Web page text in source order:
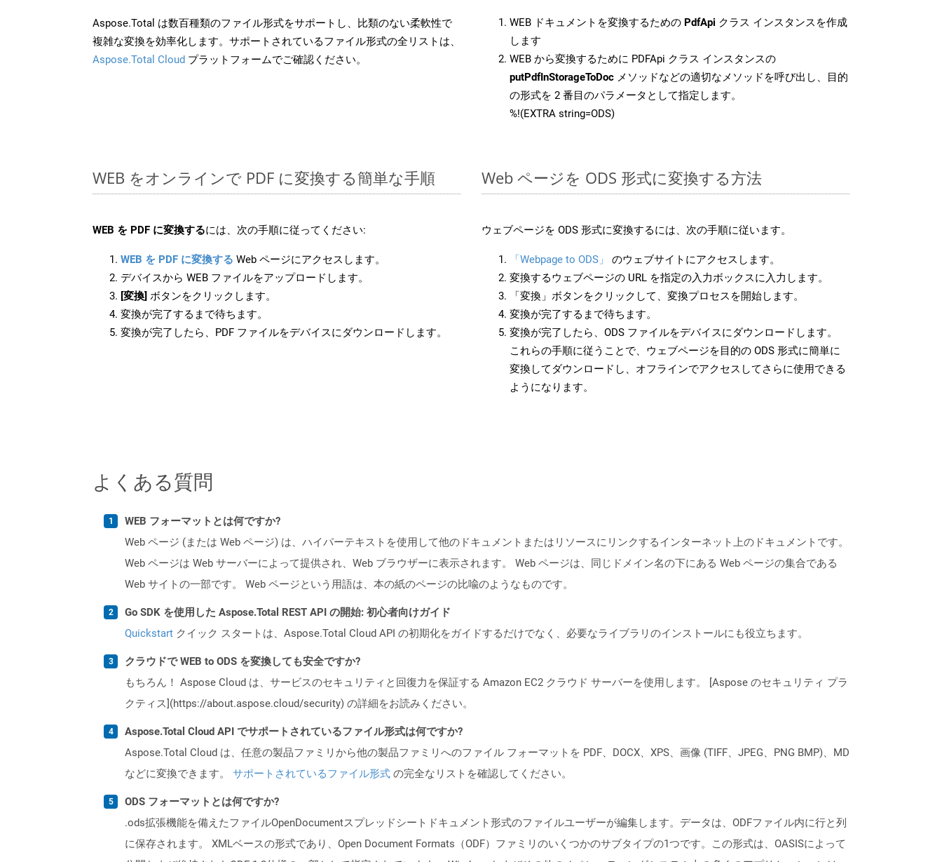
Aspose.Total は数百種類のファイル形式をサポートし、比類のない柔軟性で
複雑な変換を効率化します。サポートされているファイル形式の全リストは、
Aspose.Total Cloud プラットフォームでご確認ください。
WEB ドキュメントを変換するための PdfApi クラス インスタンスを作成
します
WEB から変換するために PDFApi クラス インスタンスの
putPdfInStorageToDoc メソッドなどの適切なメソッドを呼び出し、目的
の形式を 2 番目のパラメータとして指定します。
%!(EXTRA string=ODS)
WEB をオンラインで PDF に変換する簡単な手順
WEB を PDF に変換するには、次の手順に従ってください:
WEB を PDF に変換する Web ページにアクセスします。
デバイスから WEB ファイルをアップロードします。
[変換] ボタンをクリックします。
変換が完了するまで待ちます。
変換が完了したら、PDF ファイルをデバイスにダウンロードします。
Web ページを ODS 形式に変換する方法
ウェブページを ODS 形式に変換するには、次の手順に従います。
「Webpage to ODS」
のウェブサイトにアクセスします。
変換するウェブページの URL を指定の入力ボックスに入力します。
「変換」ボタンをクリックして、変換プロセスを開始します。
変換が完了するまで待ちます。
変換が完了したら、ODS ファイルをデバイスにダウンロードします。
これらの手順に従うことで、ウェブページを目的の ODS 形式に簡単に
変換してダウンロードし、オフラインでアクセスしてさらに使用できる
ようになります。
よくある質問
WEB フォーマットとは何ですか?
Web ページ (または Web ページ) は、ハイパーテキストを使用して他のドキュメントまたはリソースにリンクするインターネット上のドキュメントです。
Web ページは Web サーバーによって提供され、Web ブラウザーに表示されます。 Web ページは、同じドメイン名の下にある Web ページの集合である
Web サイトの一部です。 Web ページという用語は、本の紙のページの比喩のようなものです。
Go SDK を使用した Aspose.Total REST API の開始: 初心者向けガイド
Quickstart クイック スタートは、Aspose.Total Cloud API の初期化をガイドするだけでなく、必要なライブラリのインストールにも役立ちます。
クラウドで WEB to ODS を変換しても安全ですか?
もちろん！ Aspose Cloud は、サービスのセキュリティと回復力を保証する Amazon EC2 クラウド サーバーを使用します。 [Aspose のセキュリティ プラ
クティス](https://about.aspose.cloud/security) の詳細をお読みください。
Aspose.Total Cloud API でサポートされているファイル形式は何ですか?
Aspose.Total Cloud は、任意の製品ファミリから他の製品ファミリへのファイル フォーマットを PDF、DOCX、XPS、画像 (TIFF、JPEG、PNG BMP)、MD
などに変換できます。 サポートされているファイル形式 の完全なリストを確認してください。
ODS フォーマットとは何ですか?
.ods拡張機能を備えたファイルOpenDocumentスプレッドシートドキュメント形式のファイルユーザーが編集します。データは、ODFファイル内に行と列
に保存されます。 XMLベースの形式であり、Open Document Formats（ODF）ファミリのいくつかのサブタイプの1つです。この形式は、OASISによって